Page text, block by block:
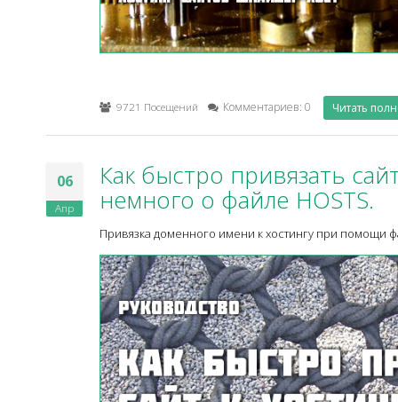
9721 Посещений Комментариев: 0 Читать
06
Апр
Как быстро привязать
немного о файле HOSTS.
Привязка доменного имени к хостингу при помощи